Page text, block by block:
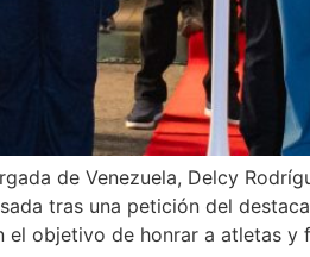
de Venezuela, Delcy
tras una petición del
el objetivo de honrar a atletas y